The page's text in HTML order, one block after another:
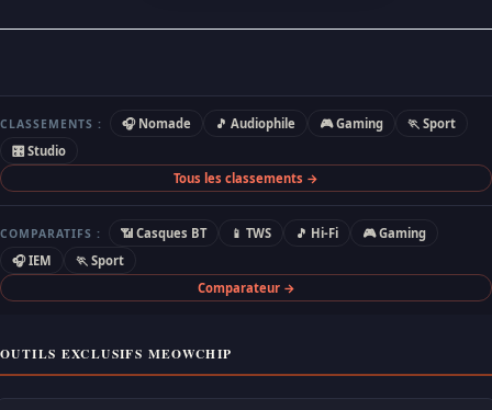
CLASSEMENTS : 🎧 Nomade 🎵 Audiophile 🎮 Gaming
🏃 Sport
🎛 Studio
Tous les classements →
COMPARATIFS : 📶 Casques BT 📱 TWS 🎵 Hi-Fi
🎮 Gaming
🎧 IEM
🏃 Sport
Comparateur →
OUTILS EXCLUSIFS MEOWCHIP